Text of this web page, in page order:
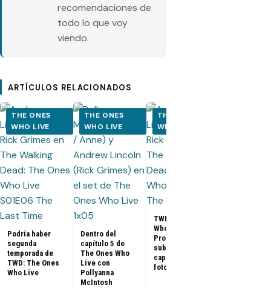
recomendaciones de
todo lo que voy
viendo.
ARTÍCULOS RELACIONADOS
THE ONES
WHO LIVE
Podría haber
segunda
temporada de
TWD: The Ones
Who Live
THE ONES
WHO LIVE
Dentro del
capítulo 5 de
The Ones Who
Live con
Pollyanna
McIntosh
THE ONES
WHO LIVE
TWD: The Ones
Who Live 1x06:
Promo
subtitulado del
capítulo 6 +
fotos (Final)